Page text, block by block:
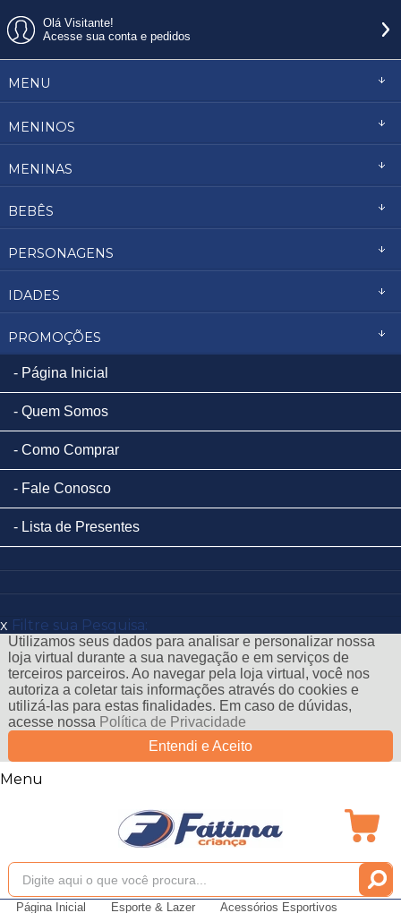
Olá Visitante!
Acesse sua conta e pedidos
MENU
MENINOS
MENINAS
BEBÊS
PERSONAGENS
IDADES
PROMOÇÕES
Página Inicial
Quem Somos
Como Comprar
Fale Conosco
Lista de Presentes
x Filtre sua Pesquisa:
Utilizamos seus dados para analisar e personalizar nossa
loja virtual durante a sua navegação e em serviços de
terceiros parceiros. Ao navegar pela loja virtual, você nos
autoriza a coletar tais informações através do cookies e
utilizá-las para estas finalidades. Em caso de dúvidas,
acesse nossa Política de Privacidade
Entendi e Aceito
Menu
Página Inicial Esporte & Lazer Acessórios Esportivos